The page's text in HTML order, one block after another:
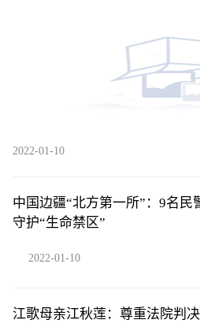
2022-01-10
中国边疆“北方第一所”：9名民
守护“生命禁区”
2022-01-10
江歌母亲江秋莲：尊重法院判